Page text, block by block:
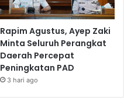
Rapim Agustus, Ayep Zaki
Minta Seluruh Perangkat
Daerah Percepat
Peningkatan PAD
3 hari ago